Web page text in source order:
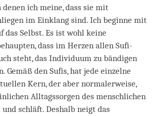
ich meine, dass sie mit
im Einklang sind. Ich beginne mit
das Selbst. Es ist wohl keine
dass im Herzen allen Sufi-
steht, das Individuum zu bändigen
Gemäß den Sufis, hat jede einzelne
Kern, der aber normalerweise,
Alltagssorgen des menschlichen
schläft. Deshalb neigt das